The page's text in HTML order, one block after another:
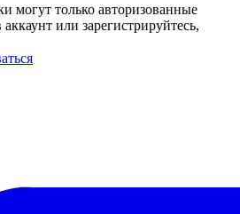
могут только авторизованные
или зарегистрируйтесь,